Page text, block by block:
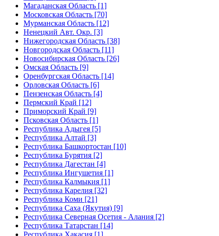
Магаданская Область [1]
Московская Область [70]
Мурманская Область [12]
Ненецкий Авт. Окр. [3]
Нижегородская Область [38]
Новгородская Область [11]
Новосибирская Область [26]
Омская Область [9]
Оренбургская Область [14]
Орловская Область [6]
Пензенская Область [4]
Пермский Край [12]
Приморский Край [9]
Псковская Область [1]
Республика Адыгея [5]
Республика Алтай [3]
Республика Башкортостан [10]
Республика Бурятия [2]
Республика Дагестан [4]
Республика Ингушетия [1]
Республика Калмыкия [1]
Республика Карелия [32]
Республика Коми [21]
Республика Саха (Якутия) [9]
Республика Северная Осетия - Алания [2]
Республика Татарстан [14]
Республика Хакасия [1]